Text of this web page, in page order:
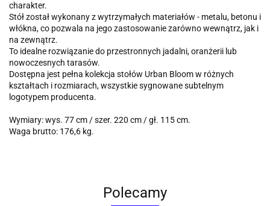
charakter.
Stół został wykonany z wytrzymałych materiałów - metalu, betonu i
włókna, co pozwala na jego zastosowanie zarówno wewnątrz, jak i
na zewnątrz.
To idealne rozwiązanie do przestronnych jadalni, oranżerii lub
nowoczesnych tarasów.
Dostępna jest pełna kolekcja stołów Urban Bloom w różnych
kształtach i rozmiarach, wszystkie sygnowane subtelnym
logotypem producenta.
Wymiary: wys. 77 cm / szer. 220 cm / gł. 115 cm.
Waga brutto: 176,6 kg.
Polecamy